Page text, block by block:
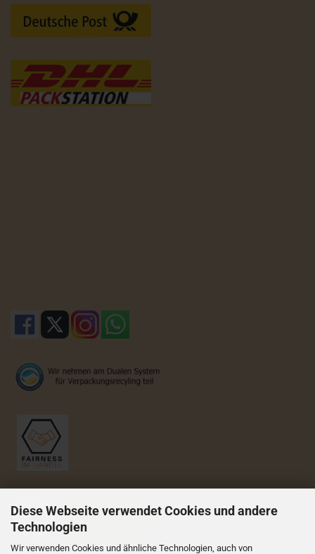
Diese Webseite verwendet Cookies und andere
Technologien
Wir verwenden Cookies und ähnliche Technologien, auch von